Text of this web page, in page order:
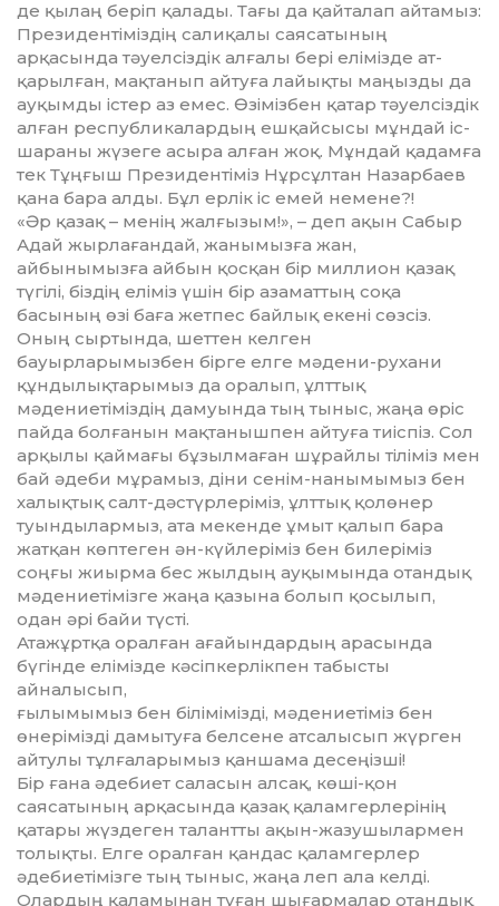
де қылаң беріп қалады. Тағы да қайта­лап айтамыз:
Президентіміздің са­ли­қалы саясатының
арқасында тәуел­сіздік алғалы бері елімізде ат­
қарылған, мақтанып айтуға лайық­ты маңызды да
ауқымды істер аз емес. Өзімізбен қатар тәуелсіздік
алған республикалардың ешқайсысы мұндай іс-
шараны жүзеге асыра ал­ған жоқ. Мұндай қадамға
тек Тұңғыш Президентіміз Нұрсұлтан Назарбаев
қана бара алды. Бұл ерлік іс емей не­мене?!
«Әр қазақ – менің жалғызым!», – деп ақын Сабыр
Адай жырлағандай, жанымызға жан,
айбынымызға ай­бын қосқан бір миллион қазақ
түгілі, біздің еліміз үшін бір азаматтың соқа
басының өзі баға жетпес байлық еке­ні сөзсіз.
Оның сыртында, шеттен кел­ген
бауырларымызбен бірге елге мәдени-рухани
құндылықтарымыз да оралып, ұлттық
мәдениетіміздің да­муында тың тыныс, жаңа өріс
пай­да болғанын мақтанышпен ай­ту­ға тиіспіз. Сол
арқылы қаймағы бұзыл­маған шұрайлы тіліміз мен
бай әде­би мұрамыз, діни сенім-наны­мы­мыз бен
халықтық салт-дәстүр­ле­ріміз, ұлттық қолөнер
туындылар­мыз, ата мекенде ұмыт қалып бара
жатқан көптеген ән-күйлеріміз бен билеріміз
соңғы жиырма бес жылдың ауқымында отандық
мәдениетімізге жаңа қазына болып қосылып,
одан әрі байи түсті.
Атажұртқа оралған ағайындар­дың арасында
бүгінде елімізде кәсіп­кер­лікпен табысты
айналысып,
ғы­лы­мымыз бен білімімізді, мә­де­­­ние­тіміз бен
өнерімізді дамытуға белсене атсалысып жүрген
айтулы тұлғаларымыз қаншама десеңізші!
Бір ғана әдебиет саласын алсақ, көші-қон
саясатының арқасында қазақ қаламгерлерінің
қатары жүз­деген талантты ақын-жазушылармен
толықты. Елге оралған қандас қа­ламгерлер
әдебиетімізге тың тыныс, жаңа леп ала келді.
Олардың қала­мынан туған шығармалар отандық